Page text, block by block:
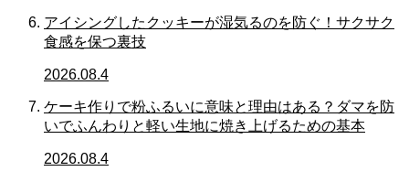
アイシングしたクッキーが湿気るのを防ぐ！サクサク
食感を保つ裏技
2026.08.4
ケーキ作りで粉ふるいに意味と理由はある？ダマを防
いでふんわりと軽い生地に焼き上げるための基本
2026.08.4